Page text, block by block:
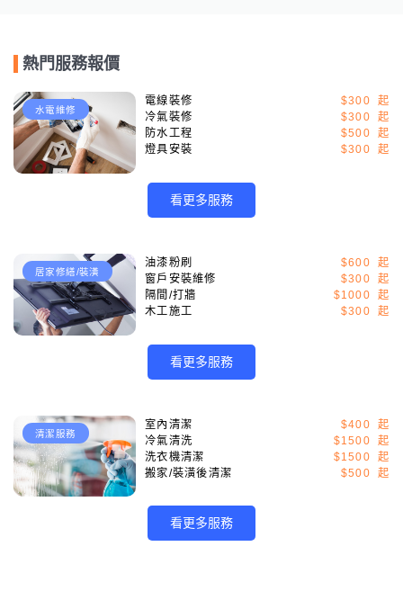
熱門服務報價
水電維修
電線裝修
$300
冷氣裝修
$300
防水工程
$500
燈具安裝
$300
看更多服務
居家修繕/裝潢
油漆粉刷
$600
窗戶安裝維修
$300
隔間/打牆
$1000
木工施工
$300
看更多服務
清潔服務
室內清潔
$400
冷氣清洗
$1500
洗衣機清潔
$1500
搬家/裝潢後清潔
$500
看更多服務